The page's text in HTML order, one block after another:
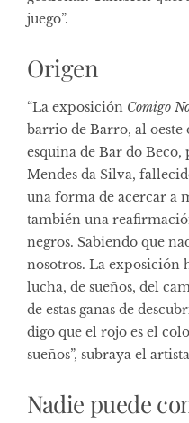
juego”.
Origen
“La exposición Comigo
barrio de Barro, al oeste
esquina de Bar do
Mendes da Silva,
una forma de acercar a
también una
negros. Sabiendo que
nosotros. La exposición
lucha, de sueños, del
de estas ganas de
digo que el rojo es el
sueños”, subraya el
Nadie puede